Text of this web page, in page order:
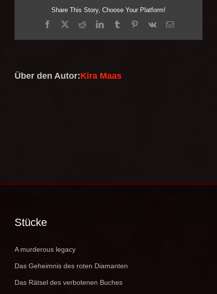
Neunkirchen
Share This Story, Choose Your Platform!
Facebook
X RedditLinkedInTumblrPinterest
Vk
E-
Über den Autor:Kira Maas
Stücke
A murderous legacy
Das Geheimnis des roten Diamanten
Das Rätsel des verbotenen Buches